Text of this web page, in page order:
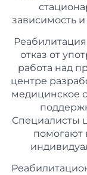
зависимость
отказ от
работа над
центре
медицинское
Специалисты
помогают